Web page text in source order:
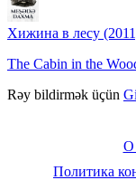
Хижина в лесу
The Cabin in the
Rəy bildirmək üçün
О
Политика